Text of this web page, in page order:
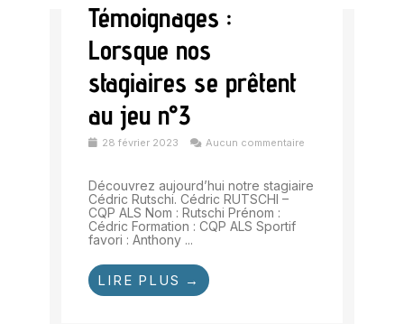
Témoignages :
Lorsque nos
stagiaires se prêtent
au jeu n°3
28 février 2023 Aucun commentaire
Découvrez aujourd’hui notre stagiaire
Cédric Rutschi. Cédric RUTSCHI –
CQP ALS Nom : Rutschi Prénom :
Cédric Formation : CQP ALS Sportif
favori : Anthony ...
LIRE PLUS →